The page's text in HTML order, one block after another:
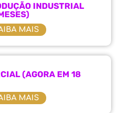
MAIS
(AGORA EM 18
MAIS
INDUSTRIAL